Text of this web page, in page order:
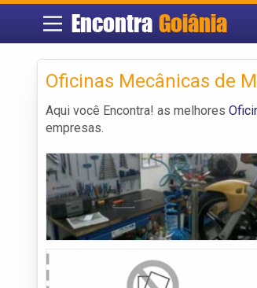
Encontra Goiânia
Oficinas Mecânicas de
Aqui você Encontra! as melhores
empresas.